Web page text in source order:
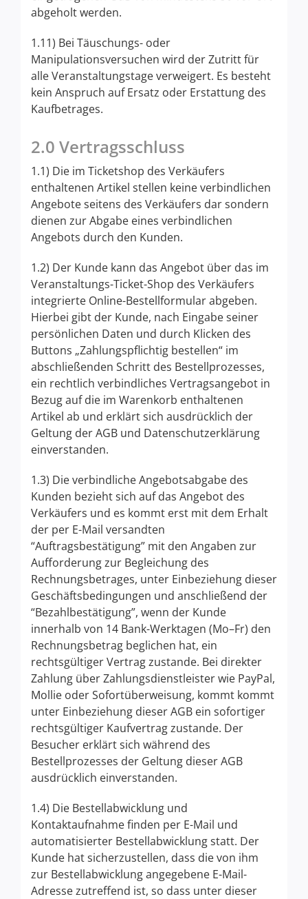
abgeholt werden.
1.11) Bei Täuschungs- oder
Manipulationsversuchen wird der Zutritt für
alle Veranstaltungstage verweigert. Es besteht
kein Anspruch auf Ersatz oder Erstattung des
Kaufbetrages.
2.0 Vertragsschluss
1.1) Die im Ticketshop des Verkäufers
enthaltenen Artikel stellen keine verbindlichen
Angebote seitens des Verkäufers dar sondern
dienen zur Abgabe eines verbindlichen
Angebots durch den Kunden.
1.2) Der Kunde kann das Angebot über das im
Veranstaltungs-Ticket-Shop des Verkäufers
integrierte Online-Bestellformular abgeben.
Hierbei gibt der Kunde, nach Eingabe seiner
persönlichen Daten und durch Klicken des
Buttons „Zahlungspflichtig bestellen“ im
abschließenden Schritt des Bestellprozesses,
ein rechtlich verbindliches Vertragsangebot in
Bezug auf die im Warenkorb enthaltenen
Artikel ab und erklärt sich ausdrücklich der
Geltung der AGB und Datenschutzerklärung
einverstanden.
1.3) Die verbindliche Angebotsabgabe des
Kunden bezieht sich auf das Angebot des
Verkäufers und es kommt erst mit dem Erhalt
der per E-Mail versandten
“Auftragsbestätigung” mit den Angaben zur
Aufforderung zur Begleichung des
Rechnungsbetrages, unter Einbeziehung dieser
Geschäftsbedingungen und anschließend der
“Bezahlbestätigung”, wenn der Kunde
innerhalb von 14 Bank-Werktagen (Mo–Fr) den
Rechnungsbetrag beglichen hat, ein
rechtsgültiger Vertrag zustande. Bei direkter
Zahlung über Zahlungsdienstleister wie PayPal,
Mollie oder Sofortüberweisung, kommt kommt
unter Einbeziehung dieser AGB ein sofortiger
rechtsgültiger Kaufvertrag zustande. Der
Besucher erklärt sich während des
Bestellprozesses der Geltung dieser AGB
ausdrücklich einverstanden.
1.4) Die Bestellabwicklung und
Kontaktaufnahme finden per E-Mail und
automatisierter Bestellabwicklung statt. Der
Kunde hat sicherzustellen, dass die von ihm
zur Bestellabwicklung angegebene E-Mail-
Adresse zutreffend ist, so dass unter dieser